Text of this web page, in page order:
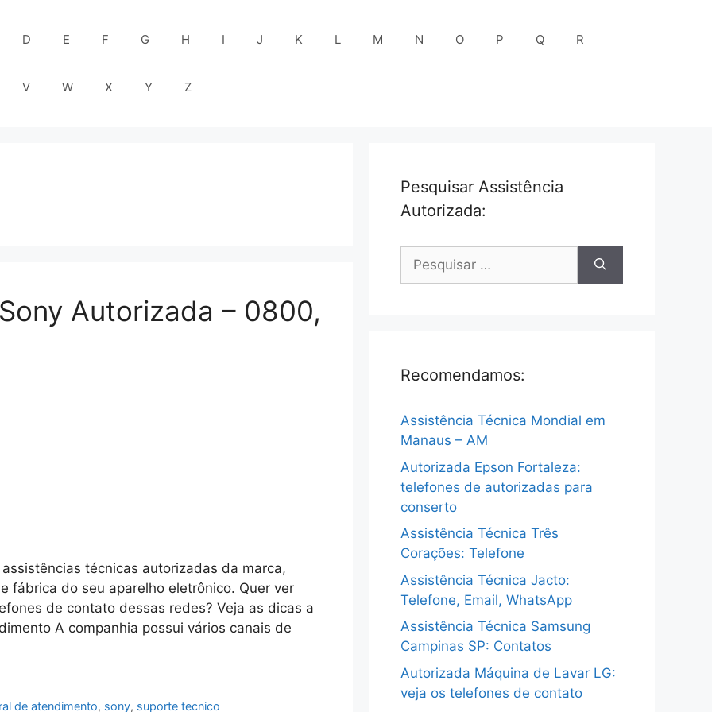
D E F G H I J K L M N O P Q R
V W X Y Z
Autorizada – 0800,
técnicas autorizadas da marca,
fábrica do seu aparelho eletrônico. Quer ver
de contato dessas redes? Veja as dicas a
A companhia possui vários canais de
de atendimento, sony, suporte tecnico
Pesquisar Assistência
Autorizada:
Pesquisar
Recomendamos:
Assistência Técnica Mondial em
Manaus – AM
Autorizada Epson Fortaleza:
telefones de autorizadas para
conserto
Assistência Técnica Três
Corações: Telefone
Assistência Técnica Jacto:
Telefone, Email, WhatsApp
Assistência Técnica Samsung
Campinas SP: Contatos
Autorizada Máquina de Lavar LG:
veja os telefones de contato